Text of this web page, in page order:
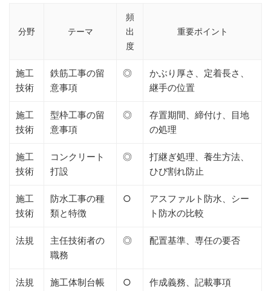
分野 テーマ
頻
出
度
重要ポイント
施工
技術
鉄筋工事の留
意事項
◎
かぶり厚さ、定着長さ、
継手の位置
施工
技術
型枠工事の留
意事項
◎
存置期間、締付け、目地
の処理
施工
技術
コンクリート
打設
◎
打継ぎ処理、養生方法、
ひび割れ防止
施工
技術
防水工事の種
類と特徴
○
アスファルト防水、シー
ト防水の比較
法規
主任技術者の
職務
◎ 配置基準、専任の要否
法規 施工体制台帳 ○ 作成義務、記載事項